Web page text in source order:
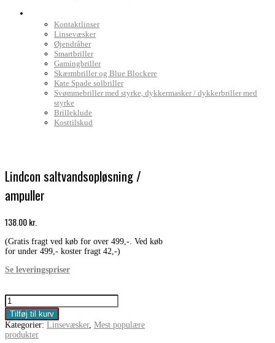
Kontaktlinser
Linsevæsker
Øjendråber
Smartbriller
Gamingbriller
Skærmbriller og Blue Blockere
Kate Spade solbriller
Svømmebriller med styrke, dykkermasker / dykkerbriller med
styrke
Brilleklude
Kosttilskud
Lindcon saltvandsopløsning /
ampuller
138.00kr.
(Gratis fragt ved køb for over 499,-. Ved køb
for under 499,- koster fragt 42,-)
Se leveringspriser
Lindcon
saltvandsopløsning
/
ampuller
antal
Tilføj til kurv
Kategorier: Linsevæsker, Mest populære
produkter